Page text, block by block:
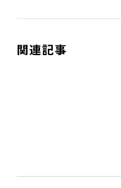
関連記事